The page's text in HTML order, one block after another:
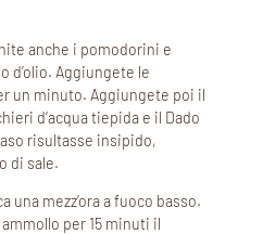
anche i pomodorini e
d’olio. Aggiungete le
un minuto. Aggiungete poi il
d’acqua tiepida e il Dado
risultasse insipido,
di sale.
una mezz’ora a fuoco basso.
per 15 minuti il